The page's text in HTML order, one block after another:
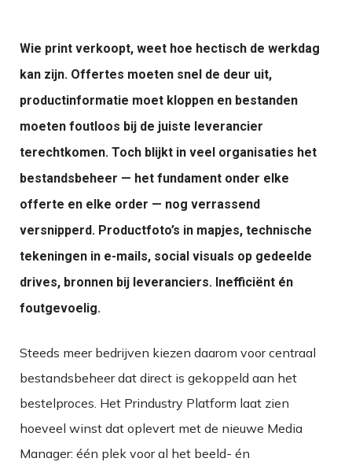
Wie print verkoopt, weet hoe hectisch de werkdag
kan zijn. Offertes moeten snel de deur uit,
productinformatie moet kloppen en bestanden
moeten foutloos bij de juiste leverancier
terechtkomen. Toch blijkt in veel organisaties het
bestandsbeheer — het fundament onder elke
offerte en elke order — nog verrassend
versnipperd. Productfoto’s in mapjes, technische
tekeningen in e-mails, social visuals op gedeelde
drives, bronnen bij leveranciers. Inefficiënt én
foutgevoelig.
Steeds meer bedrijven kiezen daarom voor centraal
bestandsbeheer dat direct is gekoppeld aan het
bestelproces. Het Prindustry Platform laat zien
hoeveel winst dat oplevert met de nieuwe Media
Manager: één plek voor al het beeld- én